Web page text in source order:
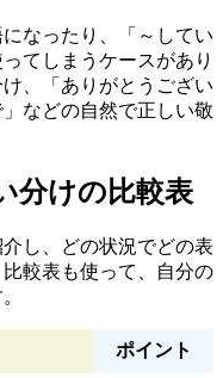
なったり、「～してい
てしまうケースがあり
、「ありがとうござい
などの自然で正しい敬
分けの比較表
し、どの状況でどの表
較表も使って、自分の
ポイント